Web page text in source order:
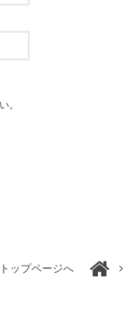
。
トップページへ